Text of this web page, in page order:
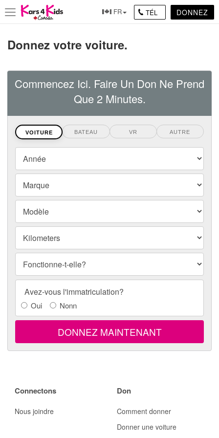
Toggle
DONNEZ
TÉL
FR
Donnez votre voiture.
Commencez Ici. Faire Un Don Ne Prend
Que 2 Minutes.
VOITURE BATEAU VR AUTRE
Vehicles
Year,
Make
and
Model
Année
Marque
Modèle
Kilometers
Fonctionne-t-elle?
Title
Info
Avez-vous l'immatriculation?
Oui Nonn
DONNEZ MAINTENANT
Connectons
Nous joindre
Don
Comment donner
Donner une voiture